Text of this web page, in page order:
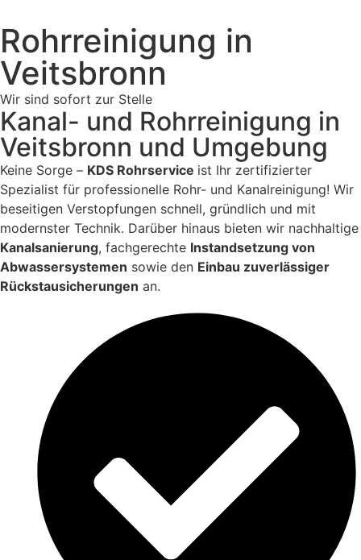
Rohrreinigung in
Veitsbronn
Wir sind sofort zur Stelle
Kanal- und Rohrreinigung in
Veitsbronn und Umgebung
Keine Sorge – KDS Rohrservice ist Ihr zertifizierter
Spezialist für professionelle Rohr- und Kanalreinigung! Wir
beseitigen Verstopfungen schnell, gründlich und mit
modernster Technik. Darüber hinaus bieten wir nachhaltige
Kanalsanierung, fachgerechte Instandsetzung von
Abwassersystemen sowie den Einbau zuverlässiger
Rückstausicherungen an.